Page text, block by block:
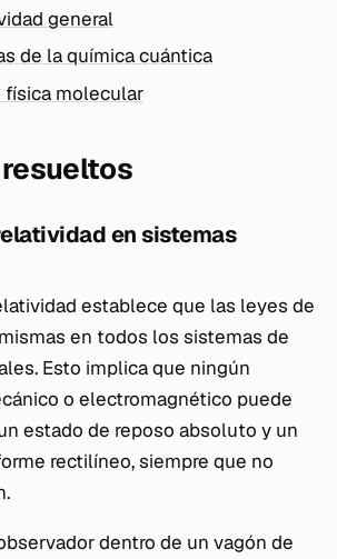
general
de la química cuántica
física molecular
en sistemas
establece que las leyes de
en todos los sistemas de
Esto implica que ningún
o electromagnético puede
estado de reposo absoluto y un
rectilíneo, siempre que no
dentro de un vagón de